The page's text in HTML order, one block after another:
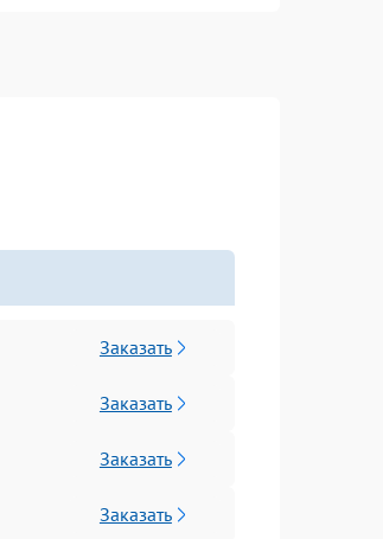
Заказать
Заказать
Заказать
Заказать